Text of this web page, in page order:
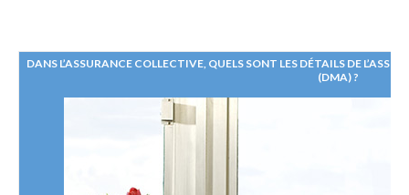
DANS L’ASSURANCE COLLECTIVE, QUELS SONT LES DÉTAILS DE
(DMA) ?